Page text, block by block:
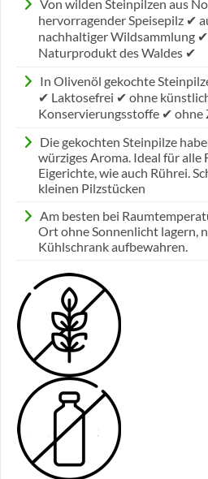
Von wilden Steinpilzen aus
hervorragender Speisepilz ✔
nachhaltiger Wildsammlung
Naturprodukt des Waldes ✔
In Olivenöl gekochte
✔ Laktosefrei ✔ ohne
Konservierungsstoffe ✔ ohne
Die gekochten Steinpilze
würziges Aroma. Ideal für alle
Eigerichte, wie auch Rührei.
kleinen Pilzstücken
Am besten bei
Ort ohne Sonnenlicht lagern,
Kühlschrank aufbewahren.